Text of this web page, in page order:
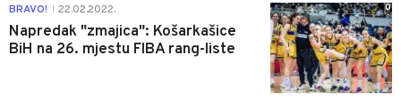
BRAVO! 22.02.2022.
Napredak "zmajica": Košarkašice
BiH na 26. mjestu FIBA rang-liste
0